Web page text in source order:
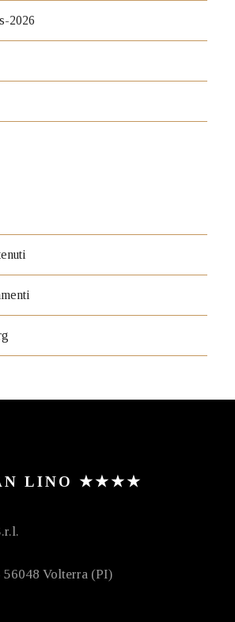
2026
LINO ★★★★
56048 Volterra (PI)